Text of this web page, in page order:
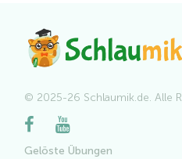
© 2025-26 Schlaumik.de. Alle
Gelöste Übungen